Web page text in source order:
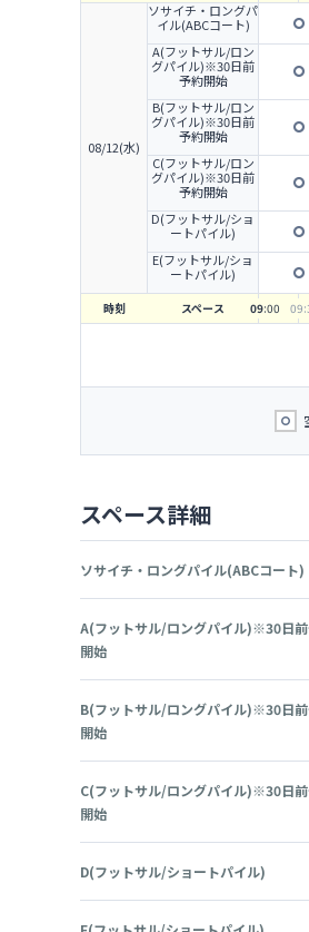
08/12(水)
ソサイチ・ロングパ
イル(ABCコート)
A(フットサル/ロン
グパイル)※30日前
予約開始
B(フットサル/ロン
グパイル)※30日前
予約開始
C(フットサル/ロン
グパイル)※30日前
予約開始
D(フットサル/ショ
ートパイル)
E(フットサル/ショ
ートパイル)
時刻 スペース 09:00 09
スペース詳細
ソサイチ・ロングパイル(ABCコート)
A(フットサル/ロングパイル)※30日
開始
B(フットサル/ロングパイル)※30日
開始
C(フットサル/ロングパイル)※30日
開始
D(フットサル/ショートパイル)